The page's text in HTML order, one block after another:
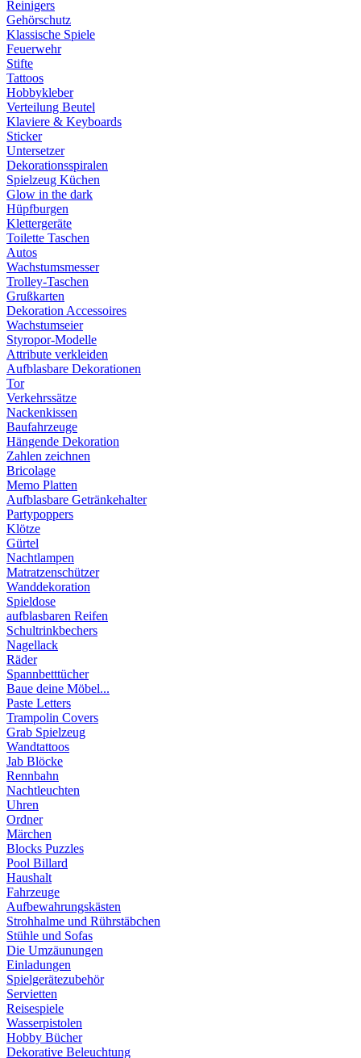
Reinigers
Gehörschutz
Klassische Spiele
Feuerwehr
Stifte
Tattoos
Hobbykleber
Verteilung Beutel
Klaviere & Keyboards
Sticker
Untersetzer
Dekorationsspiralen
Spielzeug Küchen
Glow in the dark
Hüpfburgen
Klettergeräte
Toilette Taschen
Autos
Wachstumsmesser
Trolley-Taschen
Grußkarten
Dekoration Accessoires
Wachstumseier
Styropor-Modelle
Attribute verkleiden
Aufblasbare Dekorationen
Tor
Verkehrssätze
Nackenkissen
Baufahrzeuge
Hängende Dekoration
Zahlen zeichnen
Bricolage
Memo Platten
Aufblasbare Getränkehalter
Partypoppers
Klötze
Gürtel
Nachtlampen
Matratzenschützer
Wanddekoration
Spieldose
aufblasbaren Reifen
Schultrinkbechers
Nagellack
Räder
Spannbetttücher
Baue deine Möbel...
Paste Letters
Trampolin Covers
Grab Spielzeug
Wandtattoos
Jab Blöcke
Rennbahn
Nachtleuchten
Uhren
Ordner
Märchen
Blocks Puzzles
Pool Billard
Haushalt
Fahrzeuge
Aufbewahrungskästen
Strohhalme und Rührstäbchen
Stühle und Sofas
Die Umzäunungen
Einladungen
Spielgerätezubehör
Servietten
Reisespiele
Wasserpistolen
Hobby Bücher
Dekorative Beleuchtung